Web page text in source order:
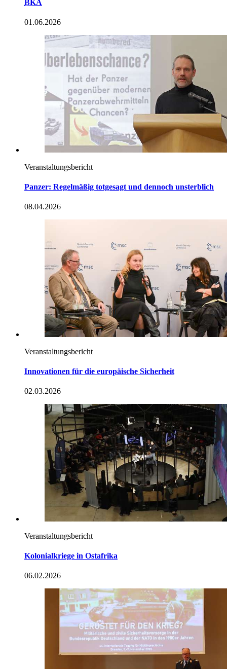
BKA
01.06.2026
Veranstaltungsbericht
Panzer: Regelmäßig totgesagt und dennoch unsterblich
08.04.2026
Veranstaltungsbericht
Innovationen für die europäische Sicherheit
02.03.2026
Veranstaltungsbericht
Kolonialkriege in Ostafrika
06.02.2026